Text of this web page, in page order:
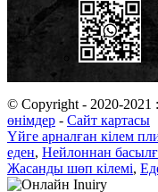
© Copyright - 2020-2021
өнімдер - Сайт картасы
Үйге арналған кілем
еден, Нейлоннан
Жасанды шөп кілемі,